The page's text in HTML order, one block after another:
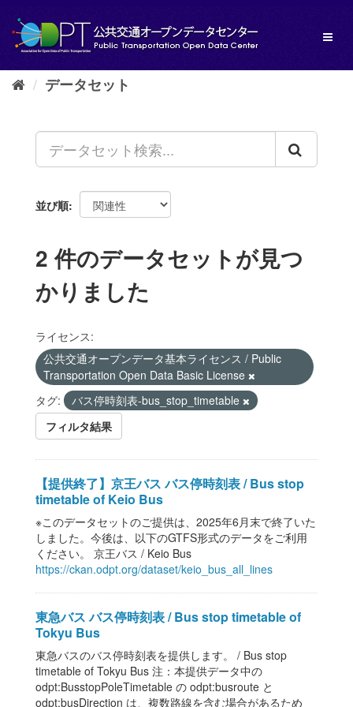
し
データセット
並び順
2 件のデータセットが見つ
かりました
ライセンス:
公共交通オープンデータ基本ライセンス / Public
Transportation Open Data Basic License
タグ:
バス停時刻表-bus_stop_timetable
フィルタ結果
【提供終了】京王バス バス停時刻表 / Bus stop
timetable of Keio Bus
※このデータセットのご提供は、2025年6月末で終了いた
しました。今後は、以下のGTFS形式のデータをご利用
ください。 京王バス / Keio Bus
https://ckan.odpt.org/dataset/keio_bus_all_lines
東急バス バス停時刻表 / Bus stop timetable of
Tokyu Bus
東急バスのバス停時刻表を提供します。 / Bus stop
timetable of Tokyu Bus 注：本提供データ中の
odpt:BusstopPoleTimetable の odpt:busroute と
odpt:busDirection は、複数路線を含む場合があるため